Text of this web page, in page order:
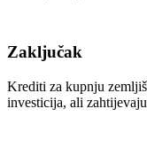
Zaključak
Krediti za kupnju
investicija, ali